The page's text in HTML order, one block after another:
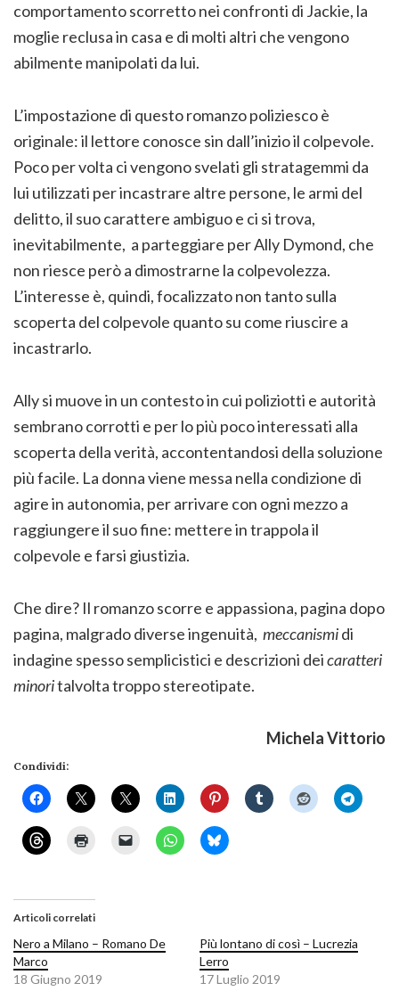
comportamento scorretto nei confronti di Jackie, la
moglie reclusa in casa e di molti altri che vengono
abilmente manipolati da lui.
L’impostazione di questo romanzo poliziesco è
originale: il lettore conosce sin dall’inizio il colpevole.
Poco per volta ci vengono svelati gli stratagemmi da
lui utilizzati per incastrare altre persone, le armi del
delitto, il suo carattere ambiguo e ci si trova,
inevitabilmente, a parteggiare per Ally Dymond, che
non riesce però a dimostrarne la colpevolezza.
L’interesse è, quindi, focalizzato non tanto sulla
scoperta del colpevole quanto su come riuscire a
incastrarlo.
Ally si muove in un contesto in cui poliziotti e autorità
sembrano corrotti e per lo più poco interessati alla
scoperta della verità, accontentandosi della soluzione
più facile. La donna viene messa nella condizione di
agire in autonomia, per arrivare con ogni mezzo a
raggiungere il suo fine: mettere in trappola il
colpevole e farsi giustizia.
Che dire? Il romanzo scorre e appassiona, pagina dopo
pagina, malgrado diverse ingenuità, meccanismidi
indagine spesso semplicistici e descrizioni deicaratteri
minoritalvolta troppo stereotipate.
Michela Vittorio
Condividi:
Articoli correlati
Nero a Milano – Romano De
Marco
18 Giugno 2019
Più lontano di così – Lucrezia
Lerro
17 Luglio 2019